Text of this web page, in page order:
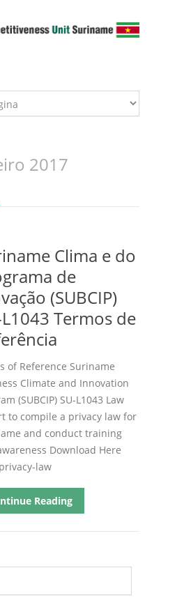
2017
Clima e do
de
(SUBCIP)
L1043 Termos de
of Reference Suriname
Climate and Innovation
(SUBCIP) SU-L1043 Law
to compile a privacy law for
and conduct training
Download Here
law
Reading